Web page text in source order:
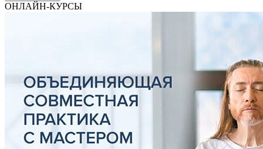
ОНЛАЙН-КУРСЫ